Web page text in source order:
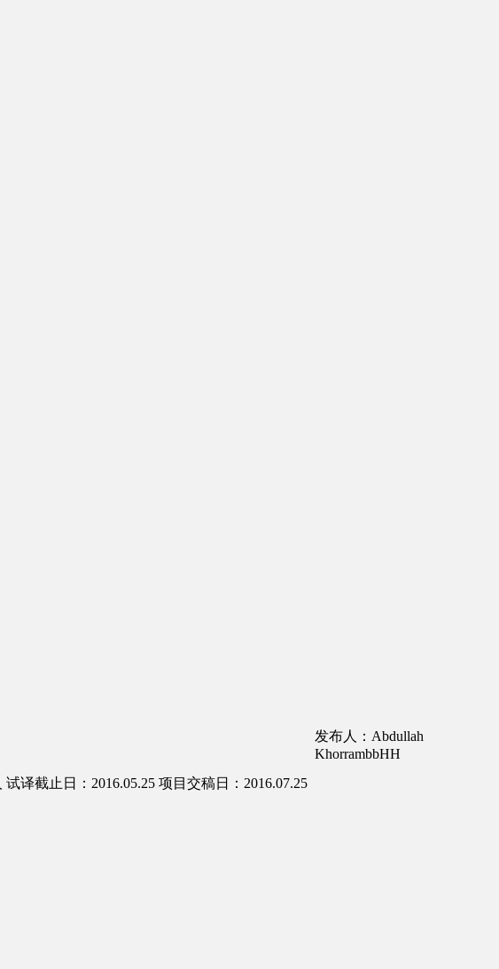
发布人：Abdullah
KhorrambbHH
试译截止日：2016.05.25 项目交稿日：2016.07.25